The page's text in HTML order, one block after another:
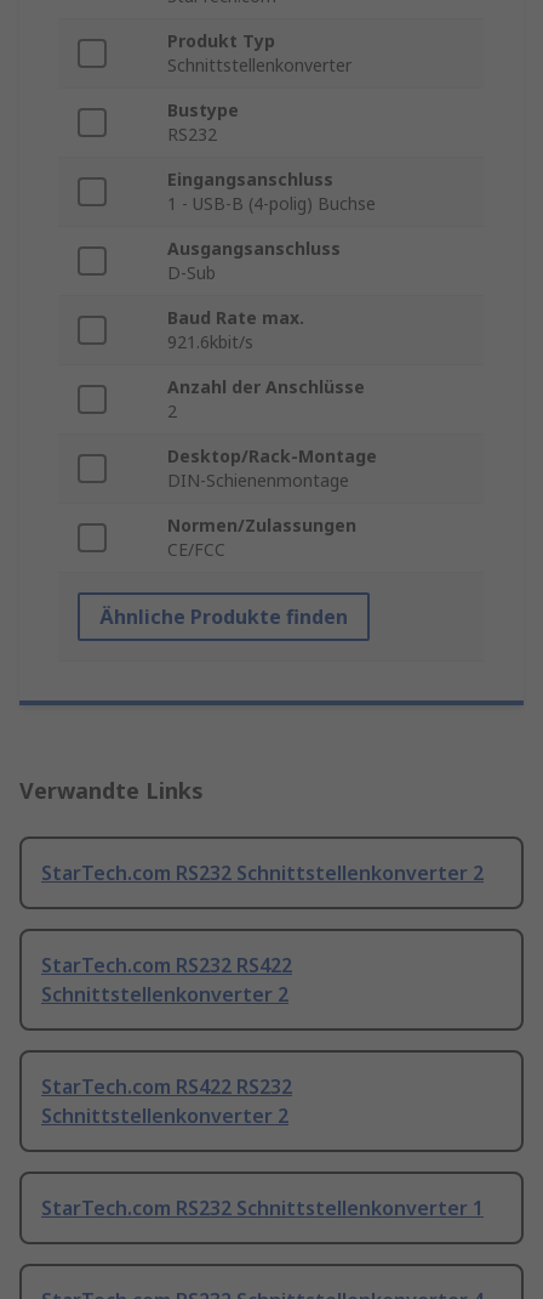
Produkt Typ
Schnittstellenkonverter
Bustype
RS232
Eingangsanschluss
1 - USB-B (4-polig) Buchse
Ausgangsanschluss
D-Sub
Baud Rate max.
921.6kbit/s
Anzahl der Anschlüsse
2
Desktop/Rack-Montage
DIN-Schienenmontage
Normen/Zulassungen
CE/FCC
Ähnliche Produkte finden
Verwandte Links
StarTech.com RS232 Schnittstellenkonverter 2
StarTech.com RS232 RS422
Schnittstellenkonverter 2
StarTech.com RS422 RS232
Schnittstellenkonverter 2
StarTech.com RS232 Schnittstellenkonverter 1